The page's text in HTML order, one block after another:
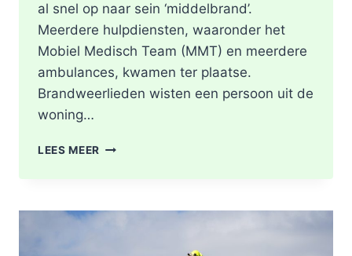
al snel op naar sein ‘middelbrand’.
Meerdere hulpdiensten, waaronder het
Mobiel Medisch Team (MMT) en meerdere
ambulances, kwamen ter plaatse.
Brandweerlieden wisten een persoon uit de
woning…
LEES MEER DODE
WONING